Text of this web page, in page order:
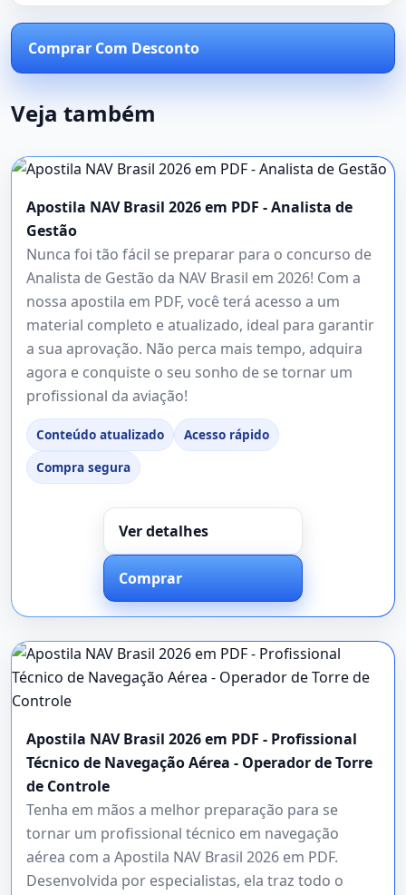
Comprar Com Desconto
Veja também
Apostila NAV Brasil 2026 em PDF - Analista de
Gestão
Nunca foi tão fácil se preparar para o concurso de
Analista de Gestão da NAV Brasil em 2026! Com a
nossa apostila em PDF, você terá acesso a um
material completo e atualizado, ideal para garantir
a sua aprovação. Não perca mais tempo, adquira
agora e conquiste o seu sonho de se tornar um
profissional da aviação!
Conteúdo atualizado
Acesso rápido
Compra segura
Ver detalhes
Comprar
Apostila NAV Brasil 2026 em PDF - Profissional
Técnico de Navegação Aérea - Operador de Torre
de Controle
Tenha em mãos a melhor preparação para se
tornar um profissional técnico em navegação
aérea com a Apostila NAV Brasil 2026 em PDF.
Desenvolvida por especialistas, ela traz todo o